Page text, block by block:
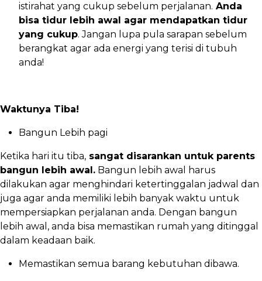
istirahat yang cukup sebelum perjalanan. Anda
bisa tidur lebih awal agar mendapatkan tidur
yang cukup. Jangan lupa pula sarapan sebelum
berangkat agar ada energi yang terisi di tubuh
anda!
Waktunya Tiba!
Bangun Lebih pagi
Ketika hari itu tiba, sangat disarankan untuk parents
bangun lebih awal. Bangun lebih awal harus
dilakukan agar menghindari ketertinggalan jadwal dan
juga agar anda memiliki lebih banyak waktu untuk
mempersiapkan perjalanan anda. Dengan bangun
lebih awal, anda bisa memastikan rumah yang ditinggal
dalam keadaan baik.
Memastikan semua barang kebutuhan dibawa.